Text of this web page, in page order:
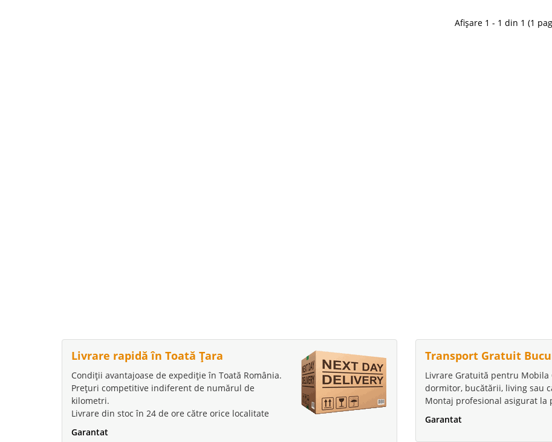
Afișare 1 - 1 din 1 (1
Livrare rapidă în Toată Țara
Condiții avantajoase de expediție în Toată România.
Prețuri competitive indiferent de numărul de
kilometri.
Livrare din stoc în 24 de ore către orice localitate
Garantat
Transport Gratuit
Livrare Gratuită pentru Mobila
dormitor, bucătării, living sau
Montaj profesional asigurat la
Garantat